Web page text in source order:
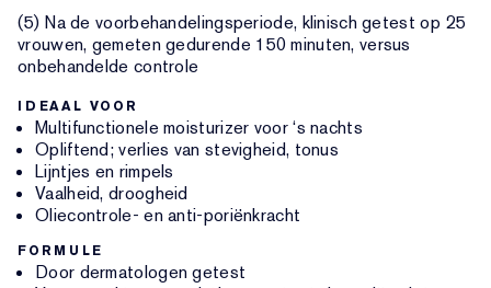
(5) Na de voorbehandelingsperiode, klinisch getest op 25
vrouwen, gemeten gedurende 150 minuten, versus
onbehandelde controle
IDEAAL VOOR
Multifunctionele moisturizer voor ‘s nachts
Opliftend; verlies van stevigheid, tonus
Lijntjes en rimpels
Vaalheid, droogheid
Oliecontrole- en anti-poriënkracht
FORMULE
Door dermatologen getest